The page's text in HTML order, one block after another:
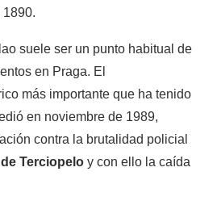
1890.
suele ser un punto habitual de
en Praga. El
más importante que ha tenido
en noviembre de 1989,
contra la brutalidad policial
Terciopelo y con ello la caída